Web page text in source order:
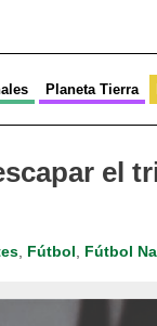
Planeta Tierra
el
Fútbol Fútbol